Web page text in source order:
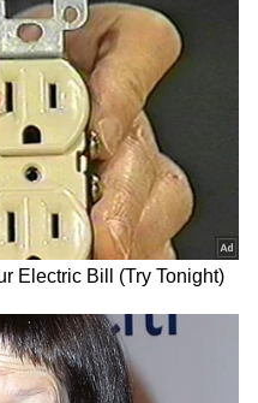
ಗ್ರಿಂಡರ್ LGBTQ+ ಡೇಟಿಂಗ್
ಆ್ಯಪ್ ಡೌನ್ಲೋಡ್ ಮಾಡಿ ಕೆಟ್ಟ,